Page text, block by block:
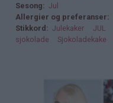
Sesong
Jul
Allergier og preferanser
Stikkord
Julekaker JUL
sjokolade
Sjokoladekake